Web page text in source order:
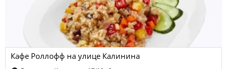
Кафе Роллофф на улице Калинина